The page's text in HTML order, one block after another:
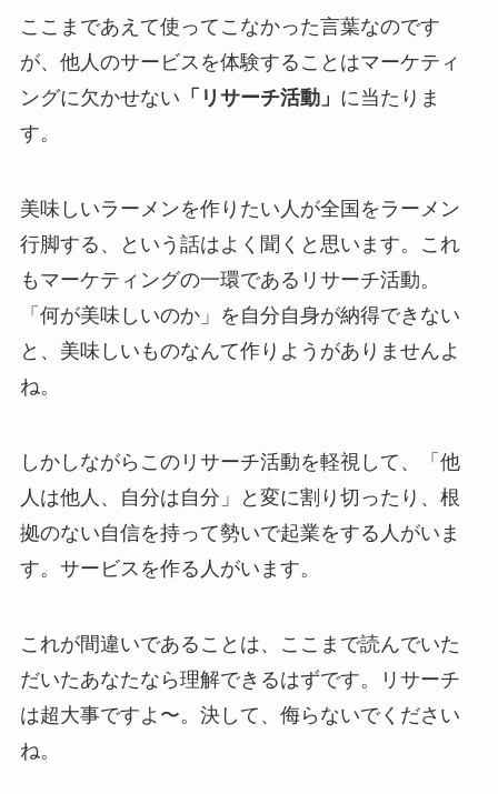
ここまであえて使ってこなかった言葉なのです
が、他人のサービスを体験することはマーケティ
ングに欠かせない 「リサーチ活動」 に当たりま
す。
美味しいラーメンを作りたい人が全国をラーメン
行脚する、という話はよく聞くと思います。これ
もマーケティングの一環であるリサーチ活動。
「何が美味しいのか」を自分自身が納得できない
と、美味しいものなんて作りようがありませんよ
ね。
しかしながらこのリサーチ活動を軽視して、「他
人は他人、自分は自分」と変に割り切ったり、根
拠のない自信を持って勢いで起業をする人がいま
す。サービスを作る人がいます。
これが間違いであることは、ここまで読んでいた
だいたあなたなら理解できるはずです。リサーチ
は超大事ですよ〜。決して、侮らないでください
ね。